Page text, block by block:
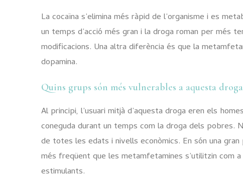
La cocaïna s’elimina més ràpid de l’organisme i es
un temps d’acció més gran i la droga roman per més
modificacions. Una altra diferència és que la
dopamina.
Quins grups són més vulnerables a aquesta
Al principi, l’usuari mitjà d’aquesta droga eren els
coneguda durant un temps com la droga dels pobres.
de totes les edats i nivells econòmics. En són una
més freqüent que les metamfetamines s’utilitzin com
estimulants.